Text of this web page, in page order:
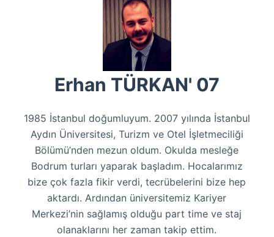
Erhan TÜRKAN' 07
1985 İstanbul doğumluyum. 2007 yılında İstanbul
Aydın Üniversitesi, Turizm ve Otel İşletmeciliği
Bölümü’nden mezun oldum. Okulda mesleğe
Bodrum turları yaparak başladım. Hocalarımız
bize çok fazla fikir verdi, tecrübelerini bize hep
aktardı. Ardından üniversitemiz Kariyer
Merkezi’nin sağlamış olduğu part time ve staj
olanaklarını her zaman takip ettim.